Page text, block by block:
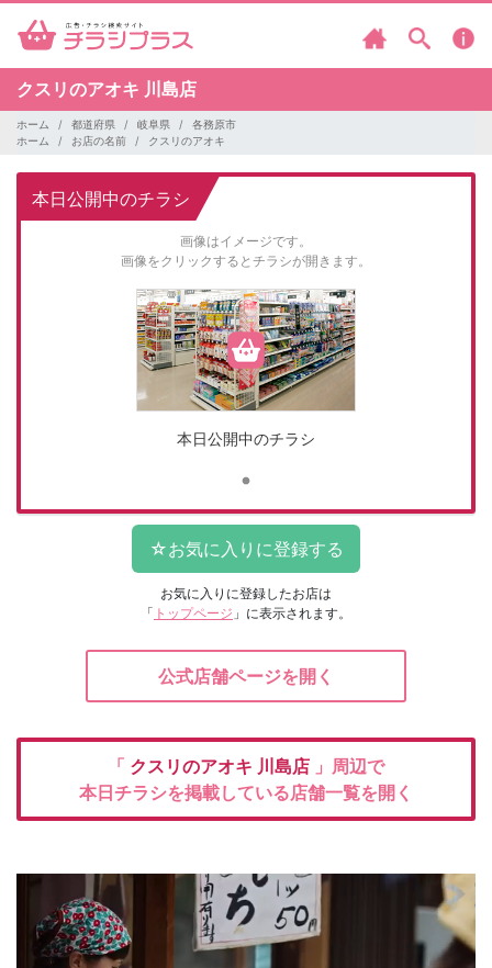
クスリのアオキ 川島店
ホーム 都道府県 岐阜県
各務原市
ホーム
お店の名前 クスリのアオキ
本日公開中のチラシ
画像はイメージです。
画像をクリックするとチラシが開きます。
本日公開中のチラシ
お気に入りに登録したお店は
「 トップページ 」に表示されます。
公式店舗ページを開く
「 クスリのアオキ 川島店 」周辺で
本日チラシを掲載している店舗一覧を開く